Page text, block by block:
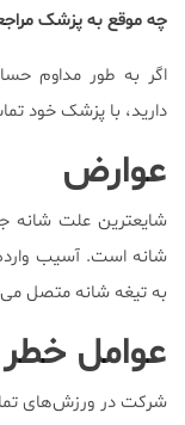
چه موقع به پزشک
اگر به طور مداوم
دارید‌، با پزشک خود
عوارض
شایعترین علت شانه
شانه است. آسیب
به تیغه شانه متصل
عوامل خطر
شرکت در ورزش‌های